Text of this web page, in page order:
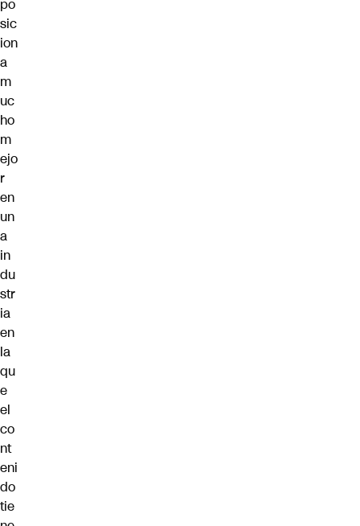
po
sic
ion
a
m
uc
ho
m
ejo
r
en
un
a
in
du
str
ia
en
la
qu
e
el
co
nt
eni
do
tie